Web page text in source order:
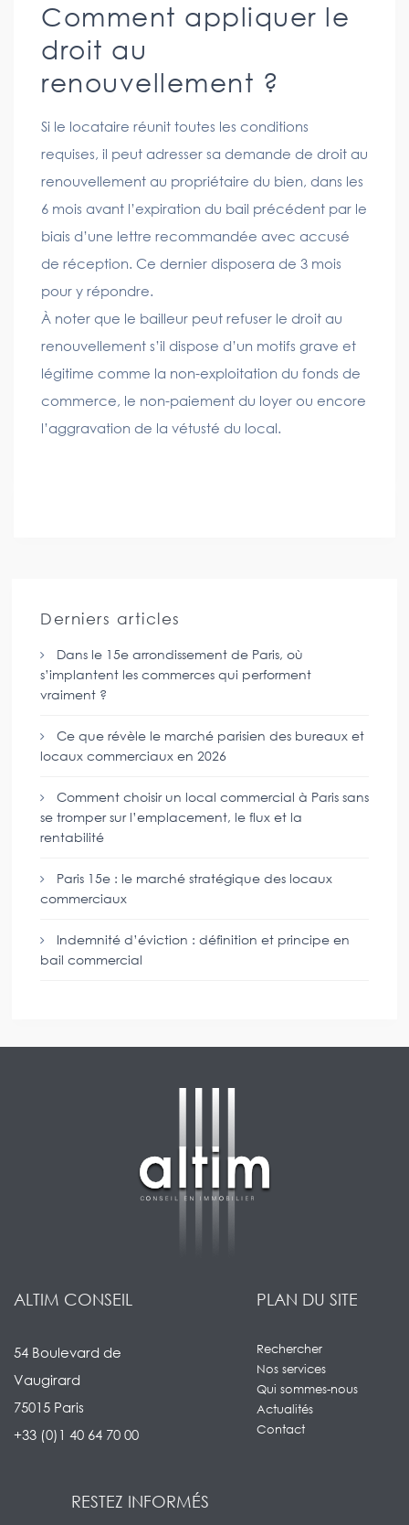
Comment appliquer le
droit au
renouvellement ?
Si le locataire réunit toutes les conditions
requises, il peut adresser sa demande de droit au
renouvellement au propriétaire du bien, dans les
6 mois avant l’expiration du bail précédent par le
biais d’une lettre recommandée avec accusé
de réception. Ce dernier disposera de 3 mois
pour y répondre.
À noter que le bailleur peut refuser le droit au
renouvellement s’il dispose d’un motifs grave et
légitime comme la non-exploitation du fonds de
commerce, le non-paiement du loyer ou encore
l’aggravation de la vétusté du local.
Derniers articles
Dans le 15e arrondissement de Paris, où
s’implantent les commerces qui performent
vraiment ?
Ce que révèle le marché parisien des bureaux et
locaux commerciaux en 2026
Comment choisir un local commercial à Paris sans
se tromper sur l’emplacement, le flux et la
rentabilité
Paris 15e : le marché stratégique des locaux
commerciaux
Indemnité d’éviction : définition et principe en
bail commercial
ALTIM CONSEIL
54 Boulevard de
Vaugirard
75015 Paris
+33 (0)1 40 64 70 00
PLAN DU SITE
Rechercher
Nos services
Qui sommes-nous
Actualités
Contact
RESTEZ INFORMÉS